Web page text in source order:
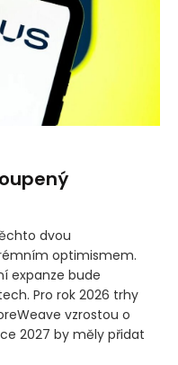
dvou
optimismem.
expanze bude
Pro rok 2026 trhy
vzrostou o
2027 by měly přidat